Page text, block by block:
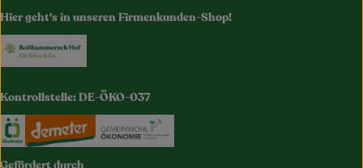
Hier geht's in unseren Firmenkunden-Shop!
Kontrollstelle: DE-ÖKO-037
Externer Link zu https://www.oekokiste.de/
Externer Link zu https://www.demeter.de/